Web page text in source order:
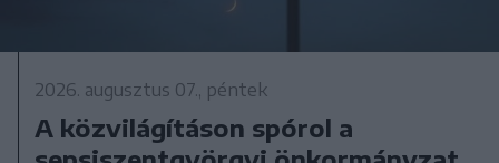
2026. augusztus 07., péntek
A közvilágításon spórol a